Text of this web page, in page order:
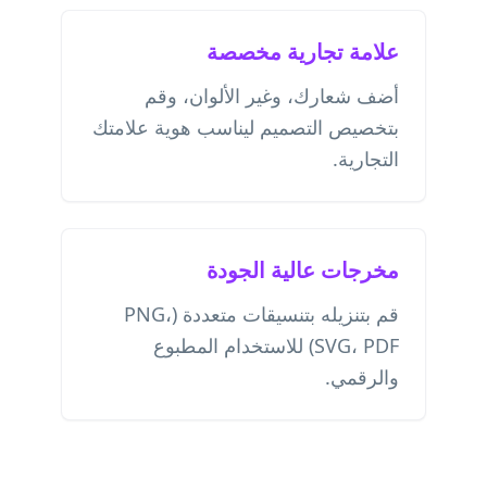
علامة تجارية مخصصة
أضف شعارك، وغير الألوان، وقم
بتخصيص التصميم ليناسب هوية علامتك
التجارية.
مخرجات عالية الجودة
قم بتنزيله بتنسيقات متعددة (PNG،
SVG، PDF) للاستخدام المطبوع
والرقمي.